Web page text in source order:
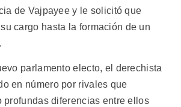
de Vajpayee y le solicitó que
cargo hasta la formación de un
parlamento electo, el derechista
en número por rivales que
profundas diferencias entre ellos